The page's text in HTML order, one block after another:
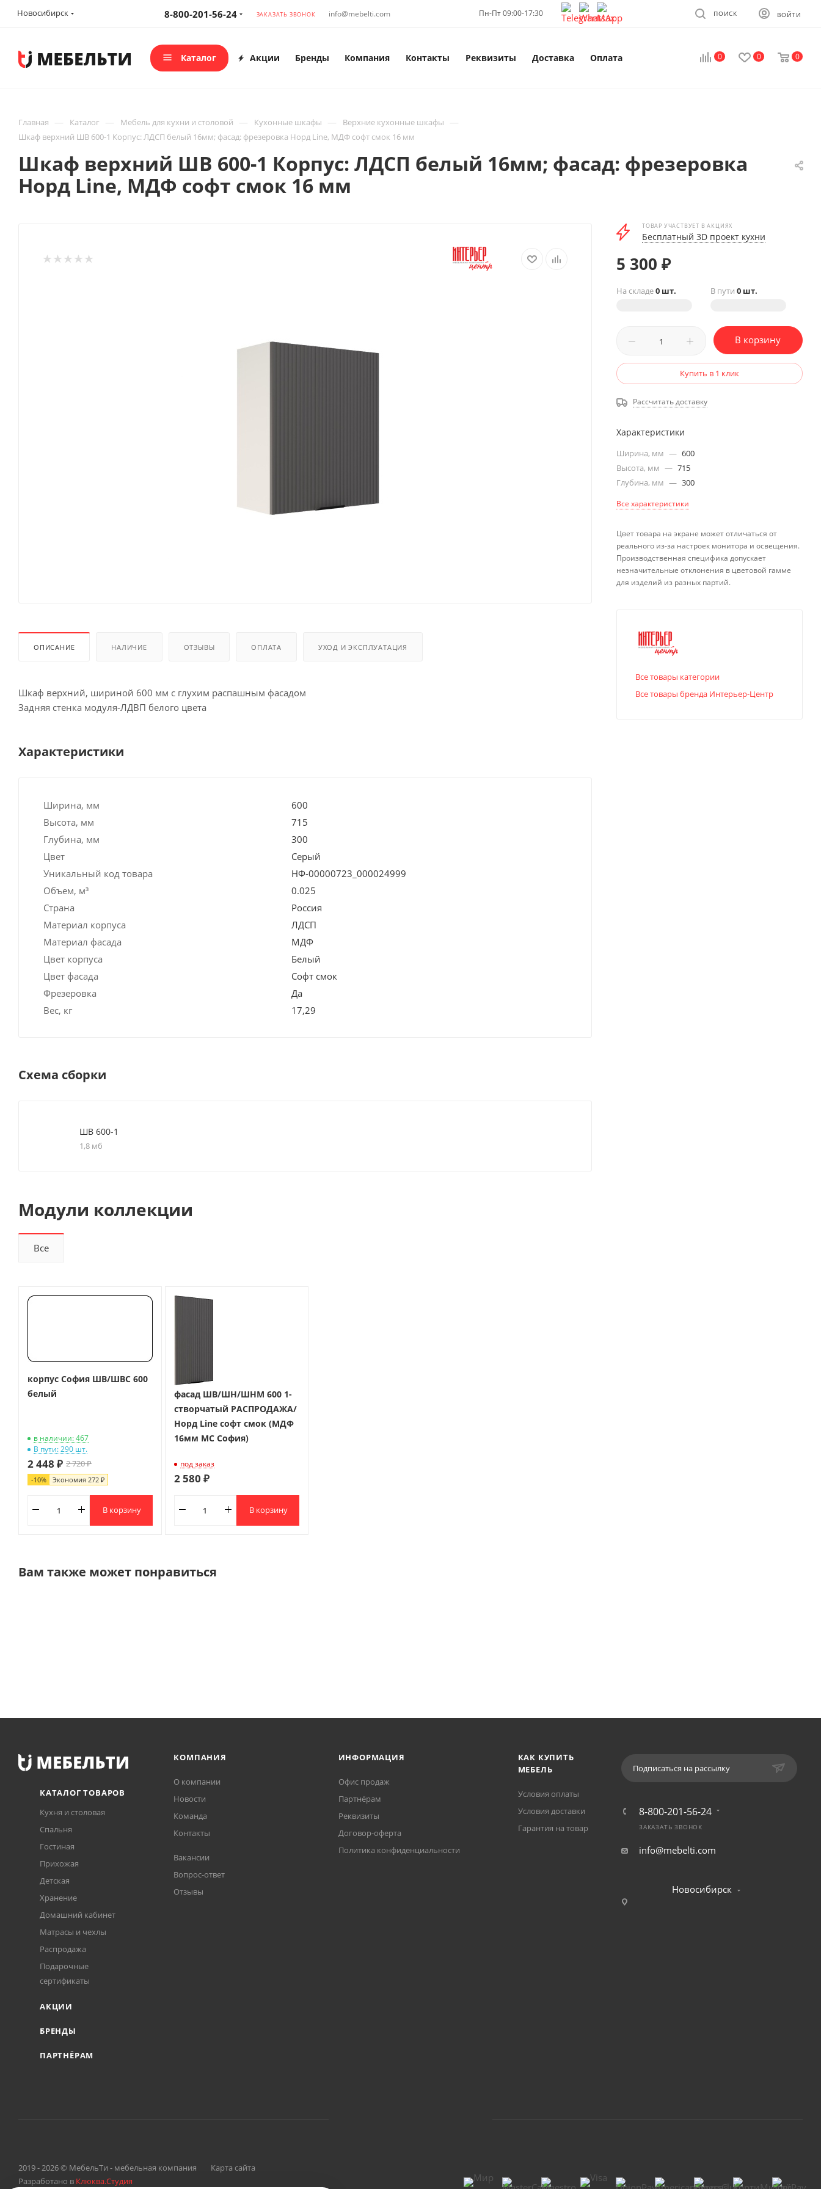
Новосибирск 8-800-201-56-24 ЗАКАЗАТЬ ЗВОНОК info@mebelti.com Пн-Пт 09:00-17:30 ВОЙТИ
ПОИСК
0 0 0
Каталог Акции Бренды Компания Контакты Реквизиты Доставка Оплата
Главная — Каталог — Мебель для кухни и столовой — Кухонные шкафы — Верхние кухонные шкафы —
Шкаф верхний ШВ 600-1 Корпус: ЛДСП белый 16мм; фасад: фрезеровка Норд Line, МДФ софт смок 16 мм
Шкаф верхний ШВ 600-1 Корпус: ЛДСП белый 16мм; фасад: фрезеровка
Норд Line, МДФ софт смок 16 мм
ОПИСАНИЕ НАЛИЧИЕ ОТЗЫВЫ ОПЛАТА УХОД И ЭКСПЛУАТАЦИЯ
Шкаф верхний, шириной 600 мм с глухим распашным фасадом
Задняя стенка модуля-ЛДВП белого цвета
Характеристики
Ширина, мм
600
Высота, мм
715
Глубина, мм
300
Цвет
Серый
Уникальный код товара
НФ-00000723_000024999
Объем, м³
0.025
Страна
Россия
Материал корпуса
ЛДСП
Материал фасада
МДФ
Цвет корпуса
Белый
Цвет фасада
Софт смок
Фрезеровка
Да
Вес, кг
17,29
Схема сборки
ШВ 600-1
1,8 мб
Модули коллекции
Все
корпус София ШВ/ШВС 600
белый
в наличии: 467
В пути: 290 шт.
2 448 ₽ 2 720 ₽
-10% Экономия 272 ₽
В корзину
фасад ШВ/ШН/ШНМ 600 1-
створчатый РАСПРОДАЖА/
Норд Line софт смок (МДФ
16мм МС София)
под заказ
2 580 ₽
В корзину
Вам также может понравиться
ТОВАР УЧАСТВУЕТ В АКЦИЯХ
Бесплатный 3D проект кухни
5 300 ₽
На складе0 шт. В пути 0 шт.
В корзину
Купить в 1 клик
Рассчитать доставку
Характеристики
Ширина, мм — 600
Высота, мм — 715
Глубина, мм — 300
Все характеристики
Цвет товара на экране может отличаться от
реального из-за настроек монитора и освещения.
Производственная специфика допускает
незначительные отклонения в цветовой гамме
для изделий из разных партий.
Все товары категории
Все товары бренда Интерьер-Центр
КАТАЛОГ ТОВАРОВ
Кухня и столовая
Спальня
Гостиная
Прихожая
Детская
Хранение
Домашний кабинет
Матрасы и чехлы
Распродажа
Подарочные
сертификаты
АКЦИИ
БРЕНДЫ
ПАРТНЁРАМ
КОМПАНИЯ
О компании
Новости
Команда
Контакты
Вакансии
Вопрос-ответ
Отзывы
ИНФОРМАЦИЯ
Офис продаж
Партнёрам
Реквизиты
Договор-оферта
Политика конфиденциальности
КАК КУПИТЬ
МЕБЕЛЬ
Условия оплаты
Условия доставки
Гарантия на товар
Подписаться на рассылку
8-800-201-56-24
ЗАКАЗАТЬ ЗВОНОК
info@mebelti.com
Новосибирск
2019 - 2026 © МебельТи - мебельная компания
Карта сайта
Разработано в Клюква.Студия